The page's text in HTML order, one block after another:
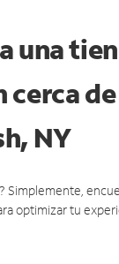
una
cerca
NY
Simplemente,
optimizar tu